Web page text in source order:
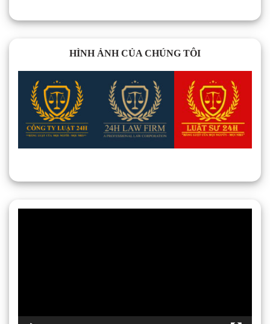
HÌNH ẢNH CỦA CHÚNG TÔI